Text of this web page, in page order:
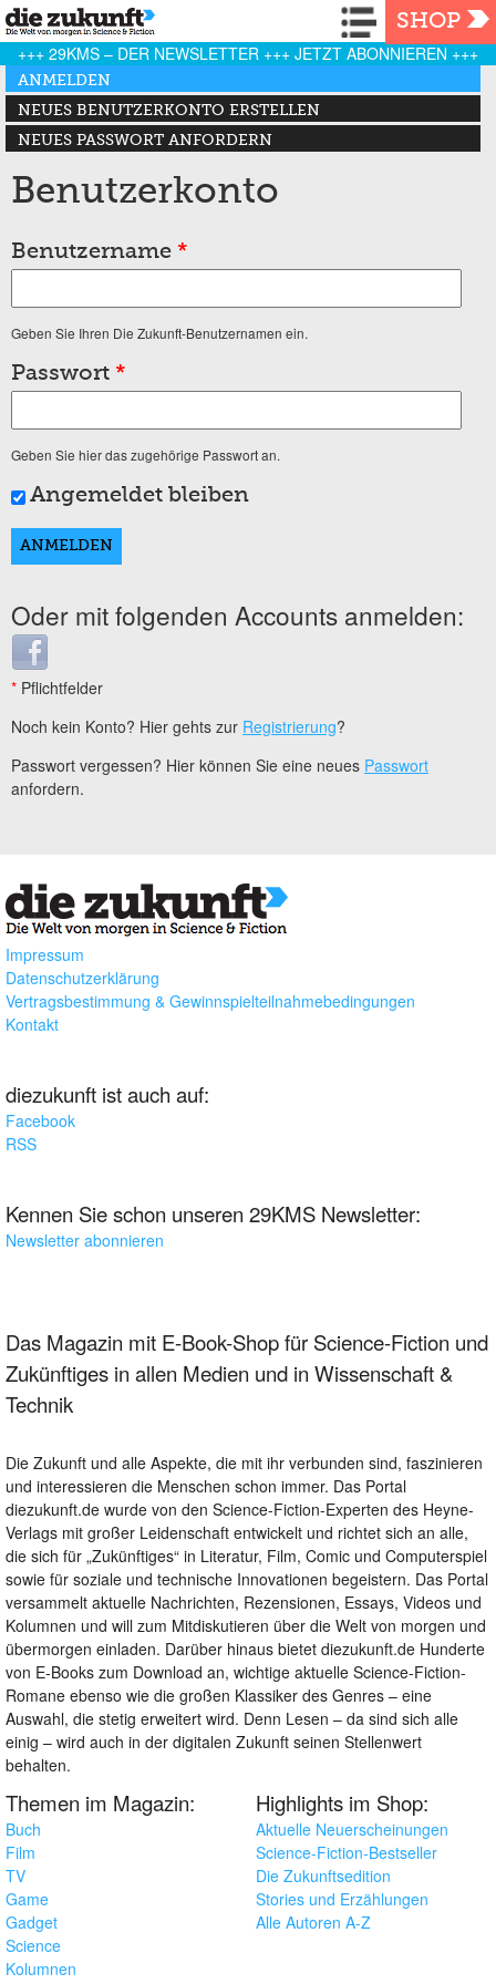
Navigation
SHOP
+++ 29KMS – DER NEWSLETTER +++ JETZT ABONNIEREN +++
Haupt-Reiter
ANMELDEN
(AKTIVER REITER)
NEUES BENUTZERKONTO ERSTELLEN
NEUES PASSWORT ANFORDERN
Benutzerkonto
Benutzername *
Geben Sie Ihren Die Zukunft-Benutzernamen ein.
Passwort *
Geben Sie hier das zugehörige Passwort an.
Angemeldet bleiben
Oder mit folgenden Accounts anmelden:
Login with Facebook
* Pflichtfelder
Noch kein Konto? Hier gehts zur Registrierung?
Passwort vergessen? Hier können Sie eine neues Passwort
anfordern.
Impressum
Datenschutzerklärung
Vertragsbestimmung & Gewinnspielteilnahmebedingungen
Kontakt
diezukunft ist auch auf:
Facebook
RSS
Kennen Sie schon unseren 29KMS Newsletter:
Newsletter abonnieren
Das Magazin mit E-Book-Shop für Science-Fiction und
Zukünftiges in allen Medien und in Wissenschaft &
Technik
Die Zukunft und alle Aspekte, die mit ihr verbunden sind, faszinieren
und interessieren die Menschen schon immer. Das Portal
diezukunft.de wurde von den Science-Fiction-Experten des Heyne-
Verlags mit großer Leidenschaft entwickelt und richtet sich an alle,
die sich für „Zukünftiges“ in Literatur, Film, Comic und Computerspiel
sowie für soziale und technische Innovationen begeistern. Das Portal
versammelt aktuelle Nachrichten, Rezensionen, Essays, Videos und
Kolumnen und will zum Mitdiskutieren über die Welt von morgen und
übermorgen einladen. Darüber hinaus bietet diezukunft.de Hunderte
von E-Books zum Download an, wichtige aktuelle Science-Fiction-
Romane ebenso wie die großen Klassiker des Genres – eine
Auswahl, die stetig erweitert wird. Denn Lesen – da sind sich alle
einig – wird auch in der digitalen Zukunft seinen Stellenwert
behalten.
Themen im Magazin:
Buch
Film
TV
Game
Gadget
Science
Kolumnen
Highlights im Shop:
Aktuelle Neuerscheinungen
Science-Fiction-Bestseller
Die Zukunftsedition
Stories und Erzählungen
Alle Autoren A-Z